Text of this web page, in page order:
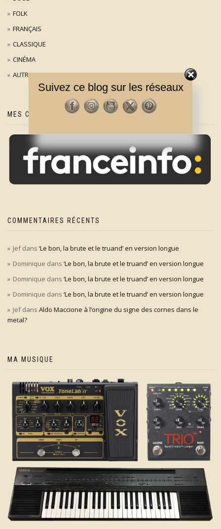
FOLK
FRANÇAIS
CLASSIQUE
CINÉMA
AUTRES
MES CHRONIQUES SUR
COMMENTAIRES RÉCENTS
Jefdans ‘Le bon, la brute et le truand’ en version longue
Dominique dans ‘Le bon, la brute et le truand’ en version longue
Dominique dans ‘Le bon, la brute et le truand’ en version longue
Dominique dans ‘Le bon, la brute et le truand’ en version longue
Jefdans Aldo Maccione à l’origine du signe des cornes dans le
metal?
MA MUSIQUE
Suivez ce blog sur les réseaux